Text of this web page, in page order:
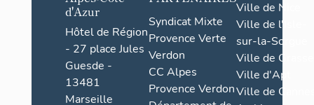
logeme
nts,
atelier
municip
al
d'Azur
Hôtel de Région
- 27 place Jules
Guesde -
13481
Marseille
Syndicat Mixte
Provence Verte
Verdon
CC Alpes
Provence Verdon
Ville de Nice
Ville de l'Isle-
sur-la-Sorgue
Ville de Grasse
Ville d'Apt
Ville de